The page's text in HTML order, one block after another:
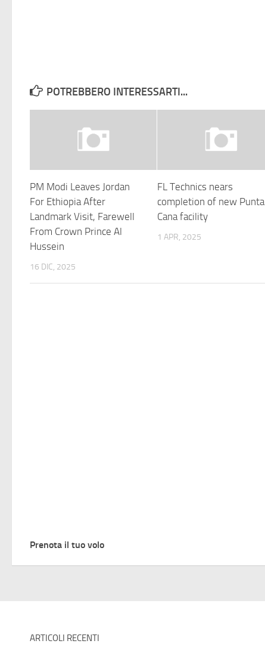
POTREBBERO INTERESSARTI...
PM Modi Leaves Jordan
For Ethiopia After
Landmark Visit, Farewell
From Crown Prince Al
Hussein
16 DIC, 2025
FL Technics nears
completion of new Punta
Cana facility
1 APR, 2025
Prenota il tuo volo
ARTICOLI RECENTI